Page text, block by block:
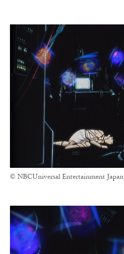
© NBCUniversal Entertainment Japan